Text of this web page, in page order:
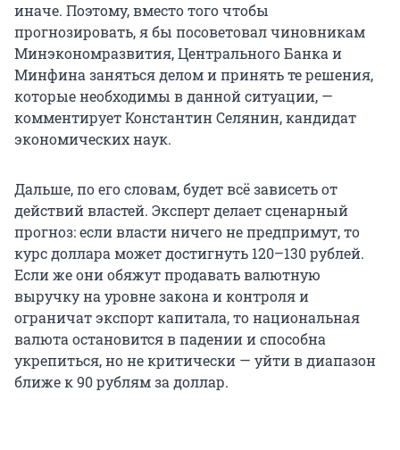
иначе. Поэтому, вместо того чтобы
прогнозировать, я бы посоветовал чиновникам
Минэкономразвития, Центрального Банка и
Минфина заняться делом и принять те решения,
которые необходимы в данной ситуации, —
комментирует Константин Селянин, кандидат
экономических наук.
Дальше, по его словам, будет всё зависеть от
действий властей. Эксперт делает сценарный
прогноз: если власти ничего не предпримут, то
курс доллара может достигнуть 120–130 рублей.
Если же они обяжут продавать валютную
выручку на уровне закона и контроля и
ограничат экспорт капитала, то национальная
валюта остановится в падении и способна
укрепиться, но не критически — уйти в диапазон
ближе к 90 рублям за доллар.